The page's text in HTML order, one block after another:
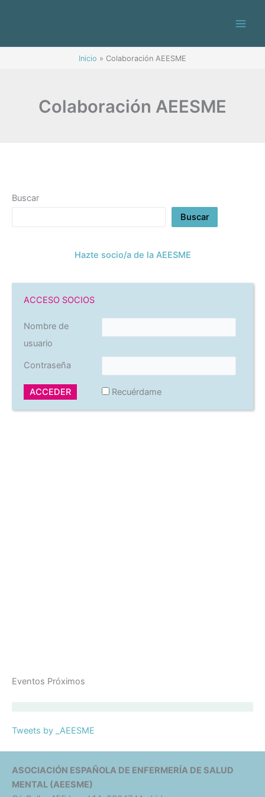
Inicio Colaboración AEESME
Colaboración AEESME
Buscar
Buscar
Hazte socio/a de la AEESME
ACCESO SOCIOS
Nombre de
usuario
Contraseña
Recuérdame
Eventos Próximos
Tweets by _AEESME
ASOCIACIÓN ESPAÑOLA DE ENFERMERÍA DE SALUD
MENTAL (AEESME)